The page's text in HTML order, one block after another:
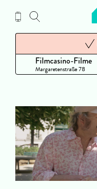
Inhalt
Filmcasino-Filme
Margaretenstraße 78